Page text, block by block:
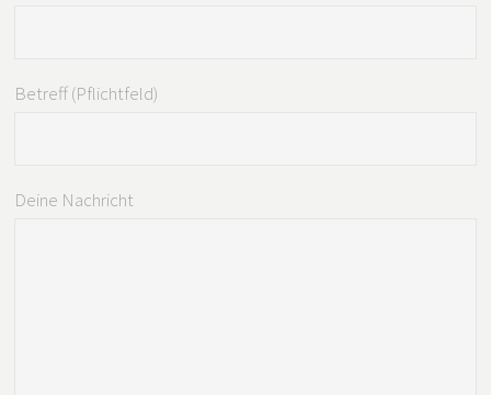
Betreff (Pflichtfeld)
Deine Nachricht